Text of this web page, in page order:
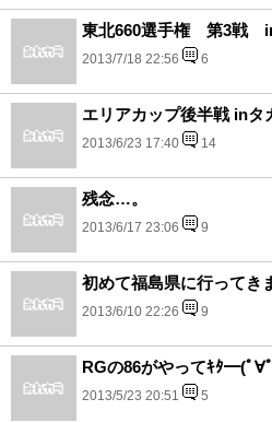
東北660選手権 第3戦
2013/7/18 22:56 6
エリアカップ後半戦 inタ
2013/6/23 17:40 14
残念…。
2013/6/17 23:06 9
初めて福島県に行ってき
2013/6/10 22:26 9
RGの86がやってｷﾀ━(ﾟ∀
2013/5/23 20:51 5